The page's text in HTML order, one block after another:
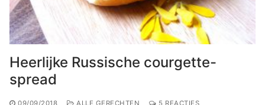
Heerlijke Russische courgette-
spread
09/09/2018 ALLE GERECHTEN 5 REACTIES